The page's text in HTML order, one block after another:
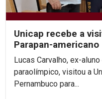
Unicap recebe a
Parapan-americano
Lucas Carvalho, ex-
paraolímpico, visitou a
Pernambuco para...